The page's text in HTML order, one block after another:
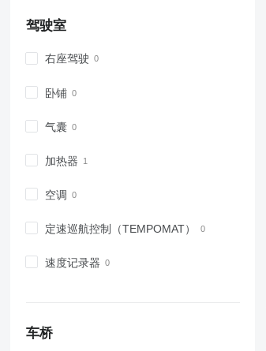
驾驶室
右座驾驶
卧铺
气囊
加热器
空调
定速巡航控制（TEMPOMAT）
速度记录器
车桥